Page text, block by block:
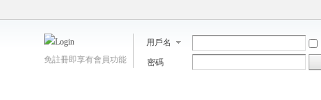
用戶名
密碼
免註冊即享有會員功能